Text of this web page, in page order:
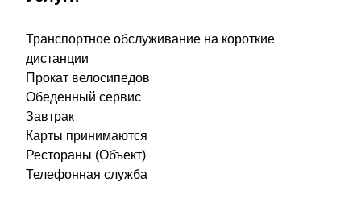
Транспортное обслуживание на короткие
дистанции
Прокат велосипедов
Обеденный сервис
Завтрак
Карты принимаются
Рестораны (Объект)
Телефонная служба